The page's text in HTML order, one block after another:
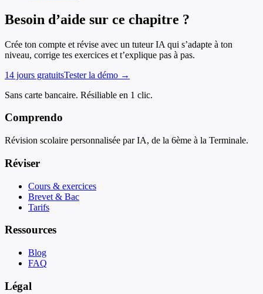
Besoin d’aide sur ce chapitre ?
Crée ton compte et révise avec un tuteur IA qui s’adapte à ton
niveau, corrige tes exercices et t’explique pas à pas.
14 jours gratuitsTester la démo →
Sans carte bancaire. Résiliable en 1 clic.
Comprendo
Révision scolaire personnalisée par IA, de la 6ème à la Terminale.
Réviser
Cours & exercices
Brevet & Bac
Tarifs
Ressources
Blog
FAQ
Légal